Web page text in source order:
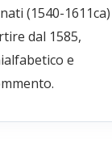
(1540-1611ca)
dal 1585,
e